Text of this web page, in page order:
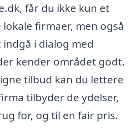
får du ikke kun et
firmaer, men også
i dialog med
kender området godt.
tilbud kan du lettere
tilbyder de ydelser,
for, og til en fair pris.